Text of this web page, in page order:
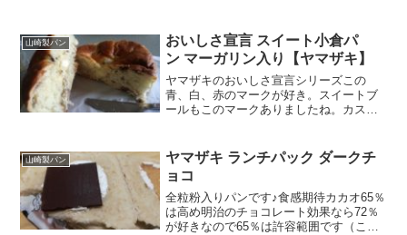
うか。新商品のラベルに嘘偽りはないん
ですねぇ。ヤマ...
山崎製パン
おいしさ宣言 スイート小倉パ
ン マーガリン入り【ヤマザキ】
ヤマザキのおいしさ宣言シリーズこの
青、白、赤のマークが好き。スイートブ
ールもこのマークありましたね。カステ
リンの甘ーい香り。ポチっと見えるのが
小豆甘納豆だな。下側の生地...
山崎製パン
ヤマザキ ランチパック ダークチ
ョコ
全粒粉入りパンです♪食感期待カカオ65％
は高め明治のチョコレート効果なら72％
が好きなので65％は許容範囲です（この